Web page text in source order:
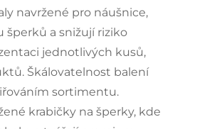
navržené pro náušnice,
šperků a snižují riziko
jednotlivých kusů,
Škálovatelnost balení
sortimentu.
krabičky na šperky, kde